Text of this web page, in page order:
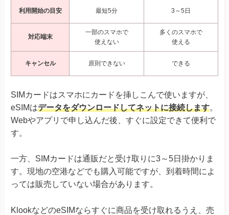
利用開始の目安 最短5分 3～5日
対応端末
一部のスマホで
使えない
多くのスマホで
使える
キャンセル 原則できない できる
SIMカードはスマホにカードを挿しこんで使いますが、
eSIMはデータをダウンロードしてネットに接続します。
Webやアプリで申し込んだ後、すぐに設定できて便利で
す。
一方、SIMカードは通販だと受け取りに3～5日掛かりま
す。現地の空港などでも購入可能ですが、到着時間によ
っては販売していない場合があります。
KlookなどのeSIMならすぐに商品を受け取れるうえ、売